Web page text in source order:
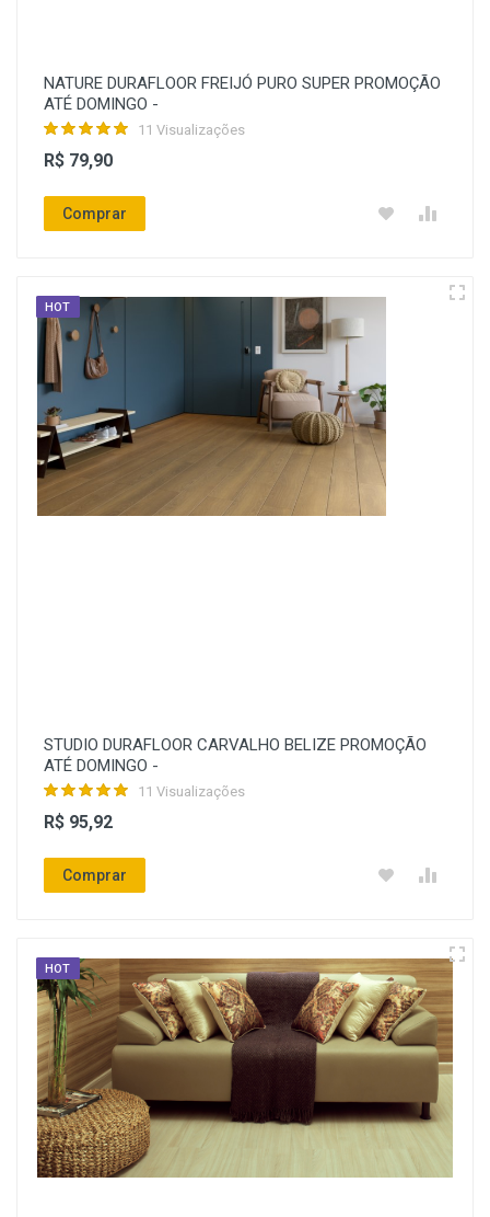
NATURE DURAFLOOR FREIJÓ PURO SUPER PROMOÇÃO
ATÉ DOMINGO -
11 Visualizações
R$ 79,90
Comprar
HOT
STUDIO DURAFLOOR CARVALHO BELIZE PROMOÇÃO
ATÉ DOMINGO -
11 Visualizações
R$ 95,92
Comprar
HOT